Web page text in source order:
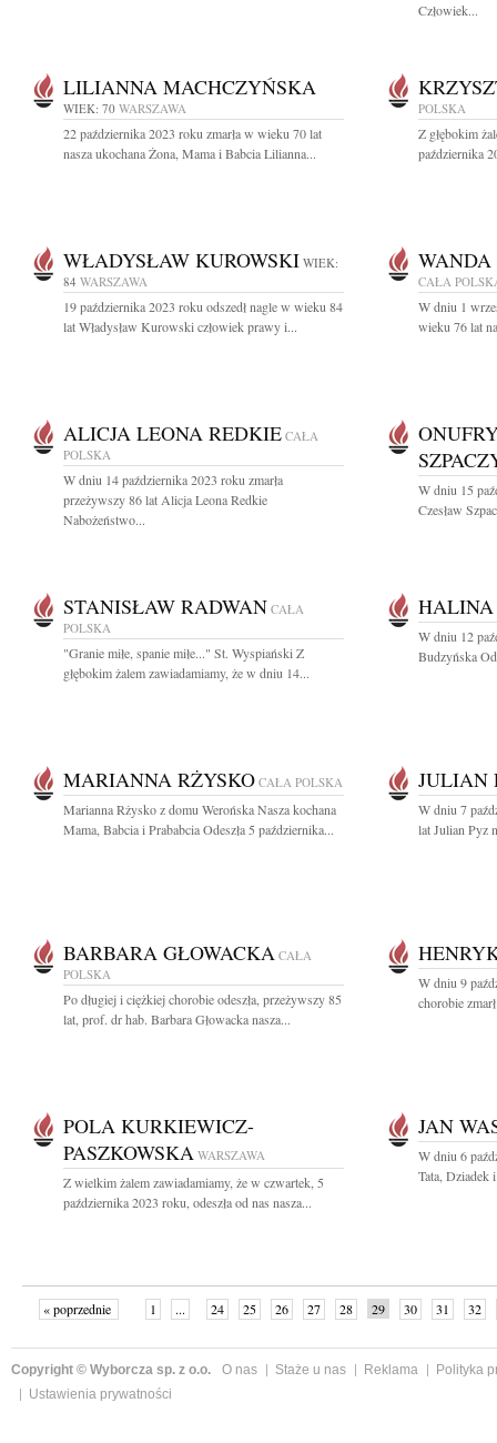
Człowiek...
LILIANNA MACHCZYŃSKA
WIEK: 70 WARSZAWA
22 października 2023 roku zmarła w wieku 70 lat
nasza ukochana Żona, Mama i Babcia Lilianna...
POLSKA
Z głębokim
października
WŁADYSŁAW KUROWSKI WIEK:
84 WARSZAWA
19 października 2023 roku odszedł nagle w wieku 84
lat Władysław Kurowski człowiek prawy i...
WANDA
CAŁA
W dniu 1
wieku 76 lat
ALICJA LEONA REDKIE CAŁA
POLSKA
W dniu 14 października 2023 roku zmarła
przeżywszy 86 lat Alicja Leona Redkie
Nabożeństwo...
W dniu 15
Czesław
STANISŁAW RADWAN CAŁA
POLSKA
"Granie miłe, spanie miłe..." St. Wyspiański Z
głębokim żalem zawiadamiamy, że w dniu 14...
W dniu 12
Budzyńska
MARIANNA RŻYSKO CAŁA POLSKA
Marianna Rżysko z domu Werońska Nasza kochana
Mama, Babcia i Prababcia Odeszła 5 października...
JULIAN
W dniu 7
lat Julian Pyz
BARBARA GŁOWACKA CAŁA
POLSKA
Po długiej i ciężkiej chorobie odeszła, przeżywszy 85
lat, prof. dr hab. Barbara Głowacka nasza...
W dniu 9
chorobie
POLA KURKIEWICZ-
PASZKOWSKA WARSZAWA
Z wielkim żalem zawiadamiamy, że w czwartek, 5
października 2023 roku, odeszła od nas nasza...
JAN
W dniu 6
Tata, Dziadek
« poprzednie 1 ... 24 25 26 27 28 29 30 31
32
Copyright © Wyborcza sp. z o.o. O nas Staże u nas Reklama
Polityka
Ustawienia prywatności